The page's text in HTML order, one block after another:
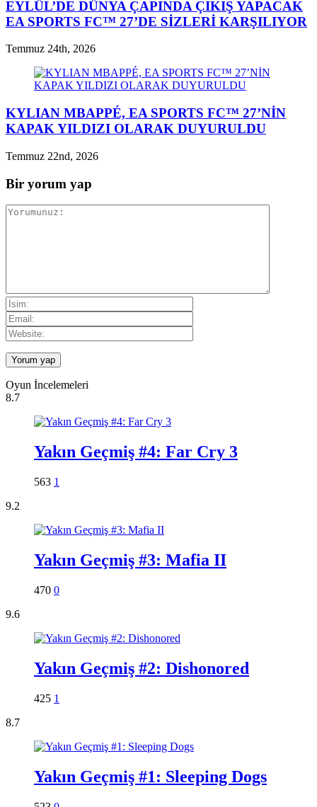
EYLÜL’DE DÜNYA ÇAPINDA ÇIKIŞ YAPACAK
EA SPORTS FC™ 27’DE SİZLERİ KARŞILIYOR
Temmuz 24th, 2026
KYLIAN MBAPPÉ, EA SPORTS FC™ 27’NİN
KAPAK YILDIZI OLARAK DUYURULDU
Temmuz 22nd, 2026
Bir yorum yap
Oyun İncelemeleri
8.7
Yakın Geçmiş #4: Far Cry 3
563 1
9.2
Yakın Geçmiş #3: Mafia II
470 0
9.6
Yakın Geçmiş #2: Dishonored
425 1
8.7
Yakın Geçmiş #1: Sleeping Dogs